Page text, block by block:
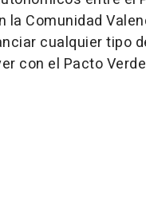
la Comunidad
cualquier tipo
con el Pacto